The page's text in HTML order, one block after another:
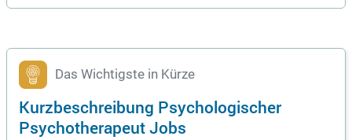
Das Wichtigste in Kürze
Kurzbeschreibung Psychologischer
Psychotherapeut Jobs